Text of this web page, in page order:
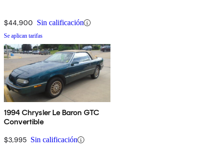
$44,900 Sin calificación
Se aplican tarifas
1994 Chrysler Le Baron GTC
Convertible
$3,995 Sin calificación